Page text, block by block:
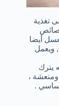
تغذية
أيضا
ويعمل
يترك
ومنعشة ،
.